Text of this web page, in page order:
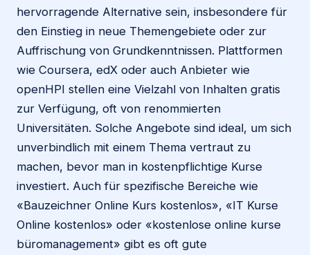
hervorragende Alternative sein, insbesondere für
den Einstieg in neue Themengebiete oder zur
Auffrischung von Grundkenntnissen. Plattformen
wie Coursera, edX oder auch Anbieter wie
openHPI stellen eine Vielzahl von Inhalten gratis
zur Verfügung, oft von renommierten
Universitäten. Solche Angebote sind ideal, um sich
unverbindlich mit einem Thema vertraut zu
machen, bevor man in kostenpflichtige Kurse
investiert. Auch für spezifische Bereiche wie
«Bauzeichner Online Kurs kostenlos», «IT Kurse
Online kostenlos» oder «kostenlose online kurse
büromanagement» gibt es oft gute